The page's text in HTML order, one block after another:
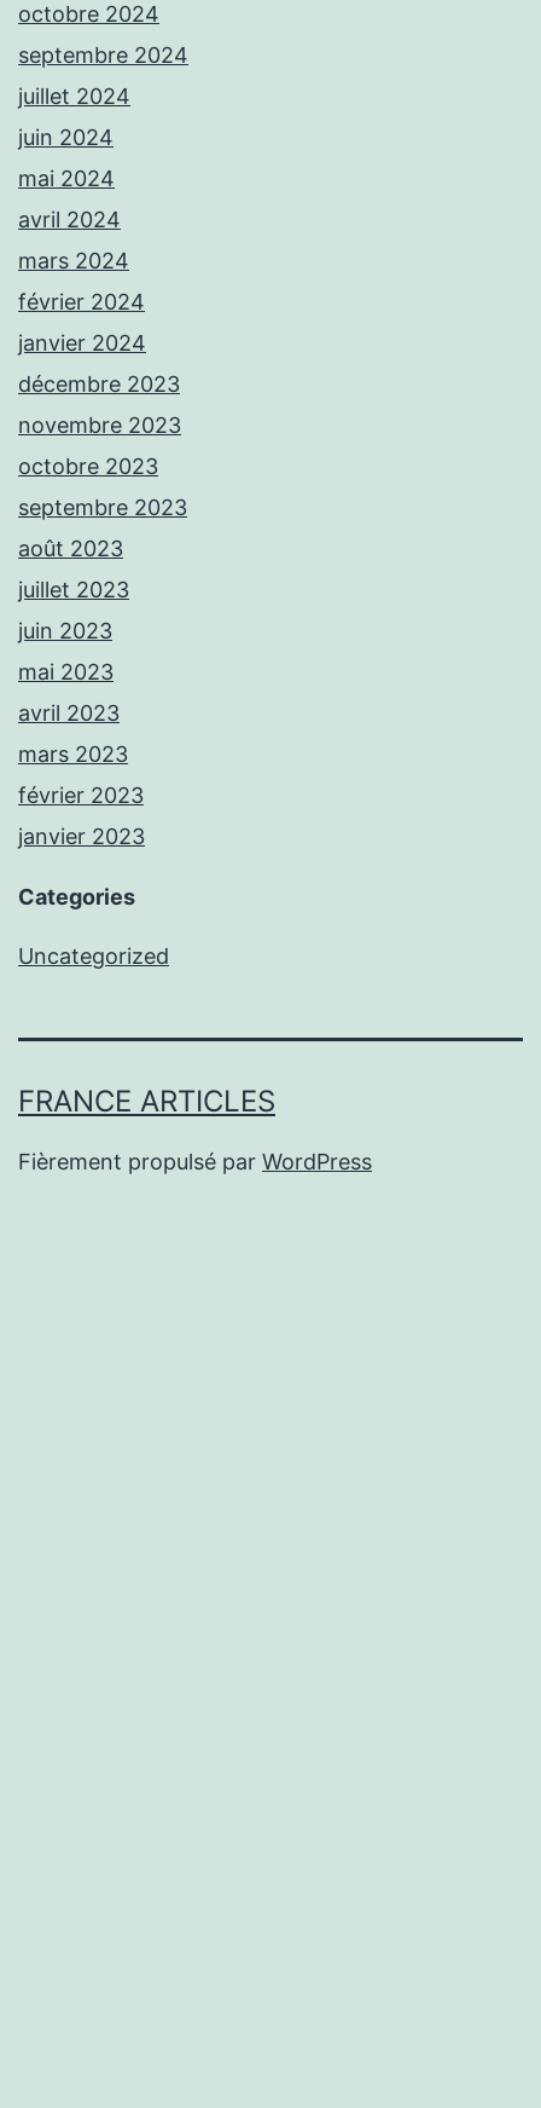
octobre 2024
septembre 2024
juillet 2024
juin 2024
mai 2024
avril 2024
mars 2024
février 2024
janvier 2024
décembre 2023
novembre 2023
octobre 2023
septembre 2023
août 2023
juillet 2023
juin 2023
mai 2023
avril 2023
mars 2023
février 2023
janvier 2023
Categories
Uncategorized
FRANCE ARTICLES
Fièrement propulsé par WordPress